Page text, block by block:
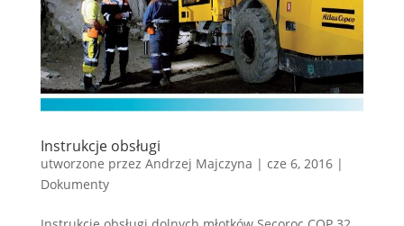
Instrukcje obsługi
utworzone przez Andrzej Majczyna | cze 6, 2016|
Dokumenty